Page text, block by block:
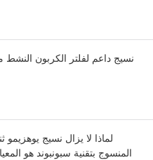
نسيج داعم لفلتر الكربون النشط
لماذا لا يزال نسيج يوهزيمو
المنسوج بتقنية سبونبوند هو